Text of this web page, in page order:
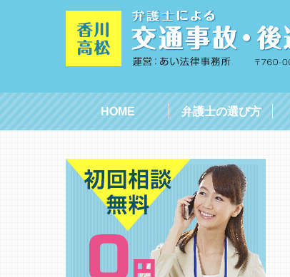
HOME 弁護士の選び方